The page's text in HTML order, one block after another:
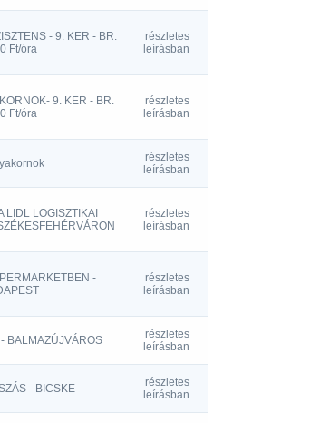
- 9. KER - BR.
Ft/óra
részletes
leírásban
9. KER - BR.
Ft/óra
részletes
leírásban
részletes
leírásban
LIDL LOGISZTIKAI
részletes
leírásban
-
részletes
leírásban
BALMAZÚJVÁROS
részletes
leírásban
- BICSKE
részletes
leírásban